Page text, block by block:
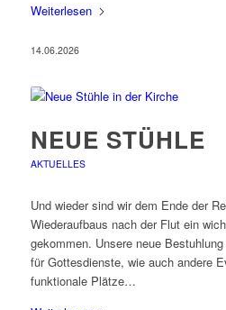
Weiterlesen
14.06.2026
NEUE STÜHLE
AKTUELLES
Und wieder sind wir dem Ende der
Wiederaufbaus nach der Flut ein
gekommen. Unsere neue
für Gottesdienste, wie auch andere
funktionale Plätze…